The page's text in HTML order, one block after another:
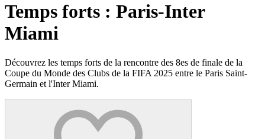
Temps forts : Paris-Inter
Miami
Découvrez les temps forts de la rencontre des 8es de finale de la
Coupe du Monde des Clubs de la FIFA 2025 entre le Paris Saint-
Germain et l'Inter Miami.